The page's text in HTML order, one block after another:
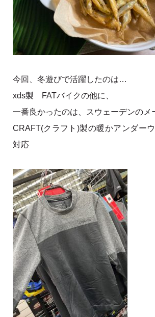
今回、冬遊びで活躍したのは…
xds製 FATバイクの他に、
一番良かったのは、スウェーデンのメ
CRAFT(クラフト)製の暖かアンダ
対応